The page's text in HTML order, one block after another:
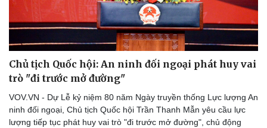
Chủ tịch Quốc hội: An ninh đối ngoại phát huy vai
trò "đi trước mở đường"
VOV.VN - Dự Lễ kỷ niệm 80 năm Ngày truyền thống Lực lượng An
ninh đối ngoại, Chủ tịch Quốc hội Trần Thanh Mẫn yêu cầu lực
lượng tiếp tục phát huy vai trò "đi trước mở đường", chủ động